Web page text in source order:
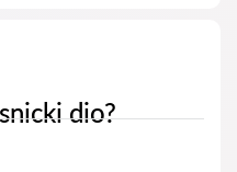
dio?